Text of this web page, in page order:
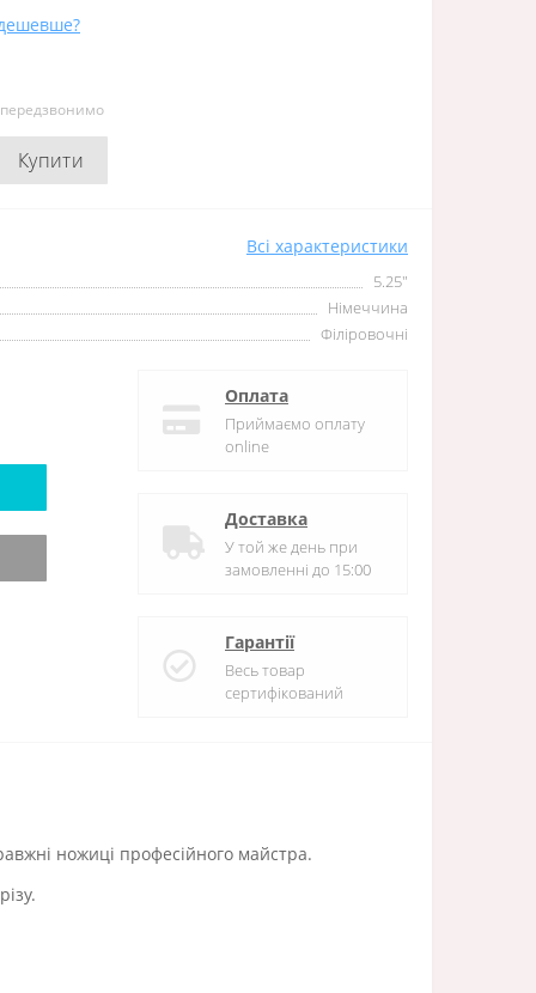
Купити
Всі характеристики
5.25″
Німеччина
Філіровочні
Оплата
Приймаємо оплату
online
Доставка
У той же день при
замовленні до 15:00
Гарантії
Весь товар
сертифікований
ножиці професійного майстра.